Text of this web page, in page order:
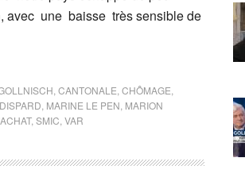
avec une baisse très sensible de
CANTONALE CHÔMAGE
MARINE LE PEN MARION
, SMIC VAR